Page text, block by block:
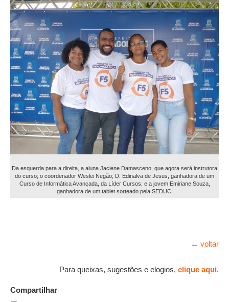
Da esquerda para a direita, a aluna Jaciene Damasceno, que agora será instrutora
do curso; o coordenador Weslei Negão; D. Edinalva de Jesus, ganhadora de um
Curso de Informática Avançada, da Líder Cursos; e a jovem Emiriane Souza,
ganhadora de um tablet sorteado pela SEDUC.
← voltar
Para queixas, sugestões e elogios, clique aqui.
Compartilhar